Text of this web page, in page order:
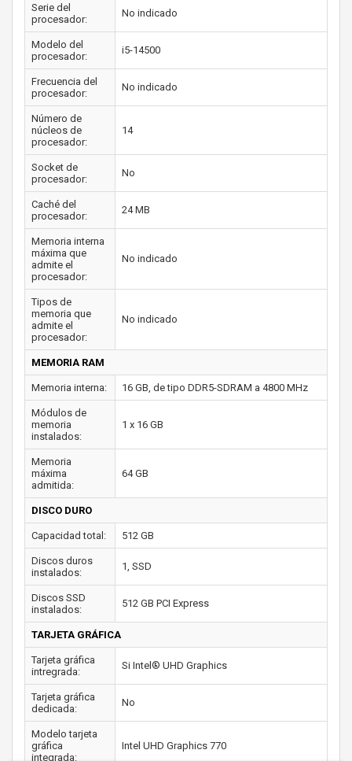
Serie del
procesador:
No indicado
Modelo del
procesador:
i5-14500
Frecuencia del
procesador:
No indicado
Número de
núcleos de
procesador:
14
Socket de
procesador:
No
Caché del
procesador:
24 MB
Memoria interna
máxima que
admite el
procesador:
No indicado
Tipos de
memoria que
admite el
procesador:
No indicado
MEMORIA RAM
Memoria interna: 16 GB, de tipo DDR5-SDRAM a 4800 MHz
Módulos de
memoria
instalados:
1 x 16 GB
Memoria
máxima
admitida:
64 GB
DISCO DURO
Capacidad total: 512 GB
Discos duros
instalados:
1, SSD
Discos SSD
instalados:
512 GB PCI Express
TARJETA GRÁFICA
Tarjeta gráfica
intregrada:
Si Intel® UHD Graphics
Tarjeta gráfica
dedicada:
No
Modelo tarjeta
gráfica
integrada:
Intel UHD Graphics 770